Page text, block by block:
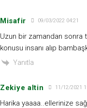
Misafir 09/03/2022 04:21
Uzun bir zamandan sonra
konusu insanı alıp
Yanıtla
Zekiye altin 11/12/2021
Harika yaaaa..ellerinize